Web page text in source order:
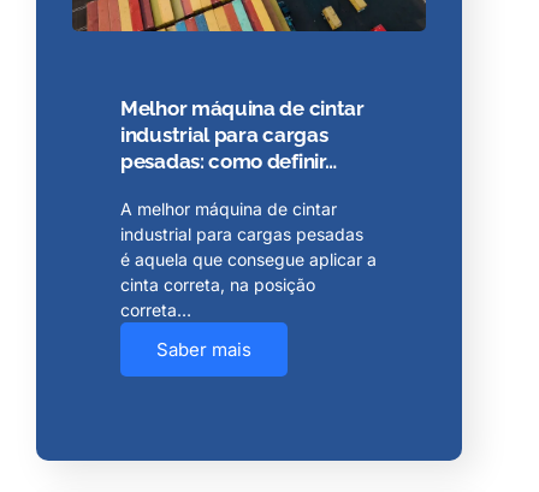
Melhor máquina de cintar
industrial para cargas
pesadas: como definir…
A melhor máquina de cintar
industrial para cargas pesadas
é aquela que consegue aplicar a
cinta correta, na posição
correta…
Saber mais